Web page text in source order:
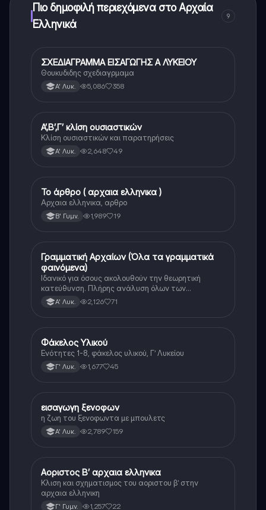
Πιο δημοφιλή περιεχόμενα στο Αρχαία
Ελληνικά
9
Αρχαία Ελληνικά
ΣΧΕΔΙΑΓΡΑΜΜΑ ΕΙΣΑΓΩΓΗΣ Α ΛΥΚΕΙΟΥ
Θουκυδιδης σχεδιαγρμαμα
Α' Λυκ. 5,086 358
Αρχαία Ελληνικά
Α’,Β’,Γ’ κλίση ουσιαστικών
Κλίση ουσιαστικών και παρατηρήσεις
Α' Λυκ. 2,648 49
Αρχαία Ελληνικά
Το άρθρο ( αρχαια ελληνικα )
Αρχαια ελληνικα, αρθρο
Β' Γυμν. 1,989 19
Αρχαία Ελληνικά
Γραμματική Αρχαίων (Όλα τα γραμματικά
φαινόμενα)
Ιδανικό για όσους ακολουθούν την θεωρητική
κατεύθυνση. Πλήρης ανάλυση όλων των
γραμματικών φαινομένων της αρχαίας Ελληνικής.
Α' Λυκ. 2,126 71
Αρχαία Ελληνικά
Φάκελος Υλικού
Ενότητες 1-8, φάκελος υλικού, Γ’ Λυκείου
Γ' Λυκ. 1,677 45
Αρχαία Ελληνικά
εισαγωγη ξενοφων
η ζωη του ξενοφωντα με μπουλετς
Α' Λυκ. 2,789 159
Αρχαία Ελληνικά
Αοριστος Β’ αρχαια ελληνικα
Κλιση και σχηματισμος του αοριστου β’ στην
αρχαια ελληνικη
Γ' Γυμν. 1,257 22